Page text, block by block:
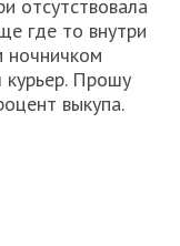
отсутствовала
где то внутри
ночничком
курьер. Прошу
выкупа.